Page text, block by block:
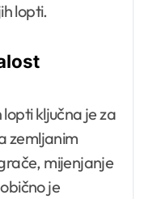
lopti.
ključna je za
zemljanim
mijenjanje
je